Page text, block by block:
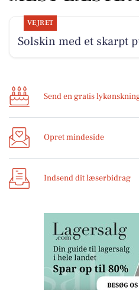
VEJRET
Solskin med et skarpt
Send en gratis
Opret mindeside
Indsend dit læserbidrag